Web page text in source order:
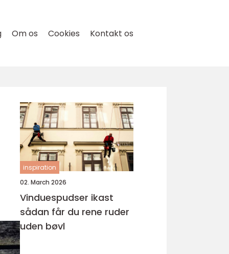
Om os Cookies Kontakt os
inspiration
02. March 2026
Vinduespudser ikast
sådan får du rene ruder
uden bøvl